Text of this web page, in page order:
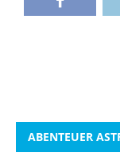
ABENTEUER